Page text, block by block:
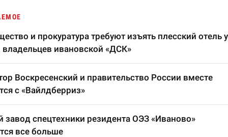
и прокуратура требуют изъять плесский отель у
ивановской «ДСК»
Воскресенский и правительство России вместе
с «Вайлдберриз»
завод спецтехники резидента ОЭЗ «Иваново»
все больше